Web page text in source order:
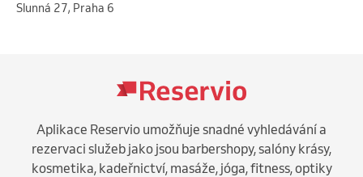
Slunná 27, Praha 6
Aplikace Reservio umožňuje snadné vyhledávání a
rezervaci služeb jako jsou barbershopy, salóny krásy,
kosmetika, kadeřnictví, masáže, jóga, fitness, optiky